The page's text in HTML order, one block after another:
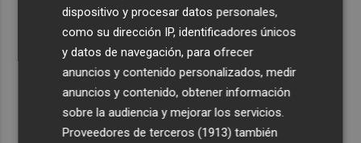
Elche quemará casi tres toneladas de pólvora en la
tradicional Nit de l'Albà
dispositivo y procesar datos personales,
como su dirección IP, identificadores únicos
y datos de navegación, para ofrecer
anuncios y contenido personalizados, medir
anuncios y contenido, obtener información
sobre la audiencia y mejorar los servicios.
Proveedores de terceros (1913) también